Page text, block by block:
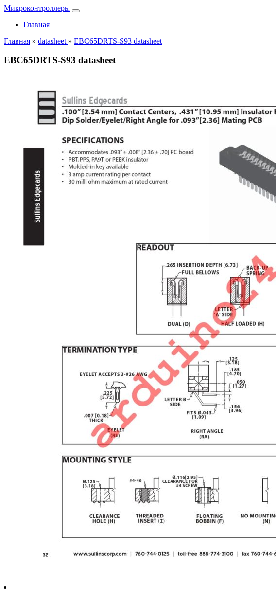
Микроконтроллеры
Главная
Главная » datasheet » EBC65DRTS-S93 datasheet
EBC65DRTS-S93 datasheet